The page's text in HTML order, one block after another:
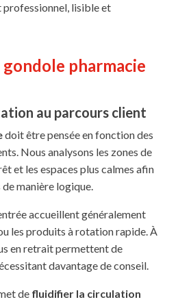
professionnel, lisible et
pharmacie
au parcours client
doit être pensée en fonction des
Nous analysons les zones de
et les espaces plus calmes afin
manière logique.
accueillent généralement
les produits à rotation rapide. À
en retrait permettent de
davantage de conseil.
de fluidifier la circulation